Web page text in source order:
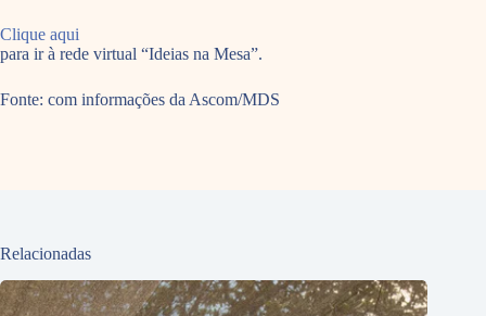
Clique aqui
para ir à rede virtual “Ideias na Mesa”.
Fonte: com informações da Ascom/MDS
Relacionadas